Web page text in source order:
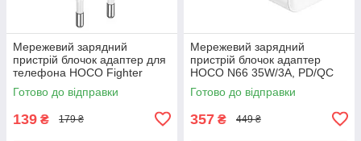
Мережевий зарядний
пристрій блочок адаптер для
телефона HOCO Fighter
Charger C109A 10.5W (1USB,
2.1A/10.5W)
Готово до відправки
139 ₴ 179 ₴
Мережевий зарядний
пристрій блочок адаптер
HOCO N66 35W/3A, PD/QC
для телефона смартфона
(Без кабелю)(White)
Готово до відправки
357 ₴ 449 ₴